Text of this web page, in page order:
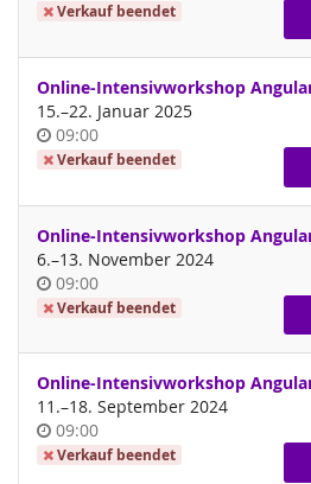
Verkauf beendet
Online-Intensivworkshop Angular
15.–bis
22. Januar 2025
Uhrzeit
09:00
Verkauf beendet
Online-Intensivworkshop Angular
6.–bis
13. November 2024
Uhrzeit
09:00
Verkauf beendet
Online-Intensivworkshop Angular
11.–bis
18. September 2024
Uhrzeit
09:00
Verkauf beendet